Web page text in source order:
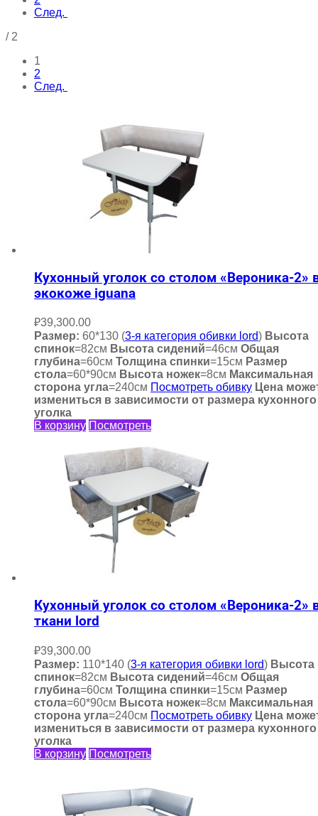
След.
/ 2
1
2
След.
Кухонный уголок со столом «Вероника-2»
экокоже iguana
₽39,300.00
Размер: 60*130 (3-я категория обивки lord) Высота
спинок=82см Высота сидений=46см Общая
глубина=60см Толщина спинки=15см Размер
стола=60*90см Высота ножек=8см Максимальная
сторона угла=240см Посмотреть обивку Цена
измениться в зависимости от размера кухонного
уголка
В корзину Посмотреть
Кухонный уголок со столом «Вероника-2»
ткани lord
₽39,300.00
Размер: 110*140 (3-я категория обивки lord) Высота
спинок=82см Высота сидений=46см Общая
глубина=60см Толщина спинки=15см Размер
стола=60*90см Высота ножек=8см Максимальная
сторона угла=240см Посмотреть обивку Цена
измениться в зависимости от размера кухонного
уголка
В корзину Посмотреть